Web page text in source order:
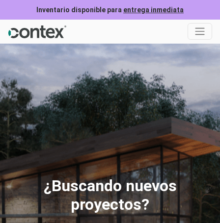
Inventario disponible para entrega inmediata
¿Buscando nuevos
proyectos?